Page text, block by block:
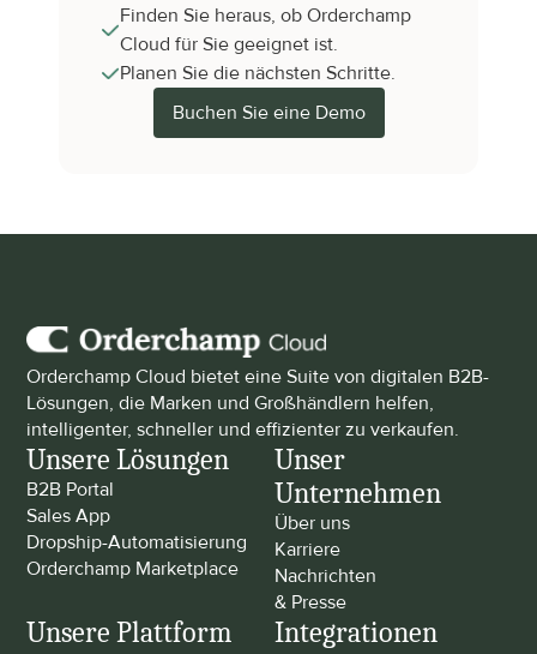
Finden Sie heraus, ob Orderchamp
Cloud für Sie geeignet ist.
Planen Sie die nächsten Schritte.
Buchen Sie eine Demo
Orderchamp Cloud bietet eine Suite von digitalen B2B-
Lösungen, die Marken und Großhändlern helfen,
intelligenter, schneller und effizienter zu verkaufen.
Unsere Lösungen
B2B Portal
Sales App
Dropship-Automatisierung
Orderchamp Marketplace
Unser
Unternehmen
Über uns
Karriere
Nachrichten
& Presse
Unsere Plattform Integrationen